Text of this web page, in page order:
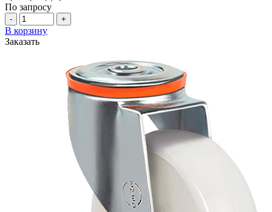
По запросу
- +
В корзину
Заказать